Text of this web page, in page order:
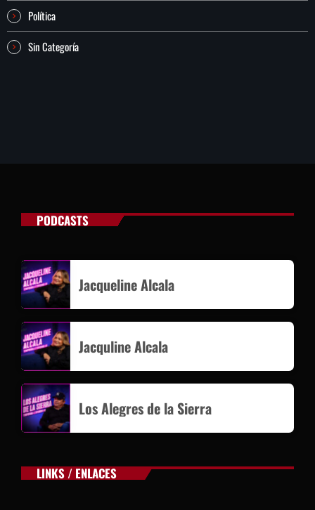
Política
Sin Categoría
PODCASTS
Jacqueline Alcala
Jacquline Alcala
Los Alegres de la Sierra
LINKS / ENLACES